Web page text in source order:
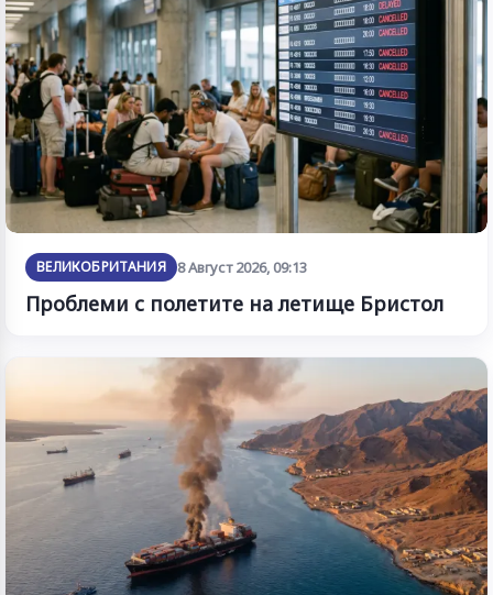
ВЕЛИКОБРИТАНИЯ 8 Август 2026, 09:13
Проблеми с полетите на летище Бристол